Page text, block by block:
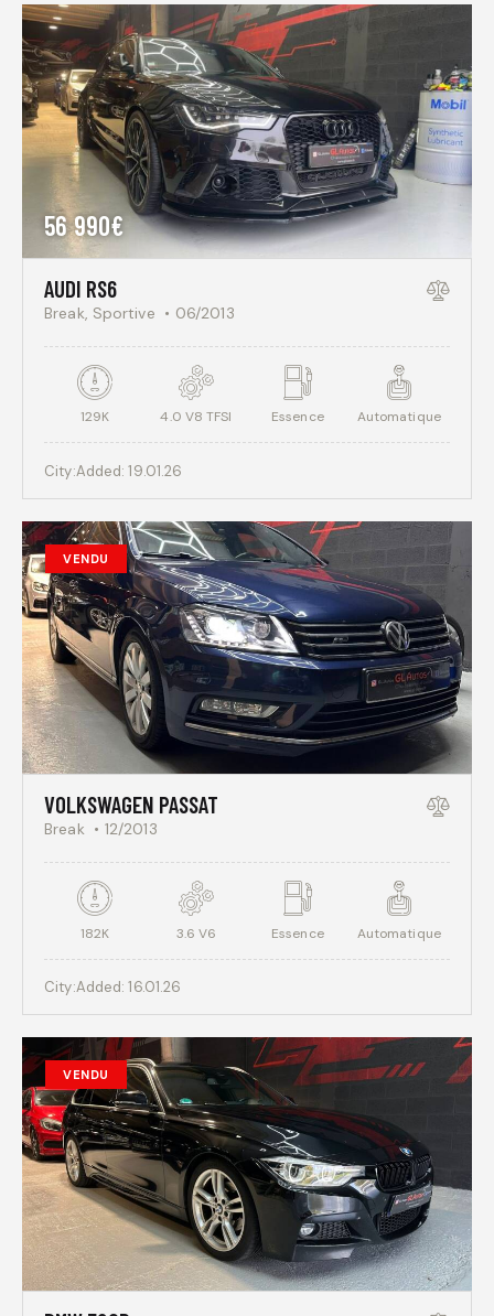
56 990€
AUDI RS6
Break, Sportive 06/2013
129K 4.0 V8 TFSI Essence Automatique
City:Added: 19.01.26
VENDU
VOLKSWAGEN PASSAT
Break 12/2013
182K 3.6 V6 Essence Automatique
City:Added: 16.01.26
VENDU